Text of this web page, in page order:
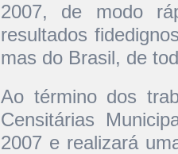
2007, de modo
resultados
mas do Brasil, de
Ao término dos
Censitárias
2007 e realizará